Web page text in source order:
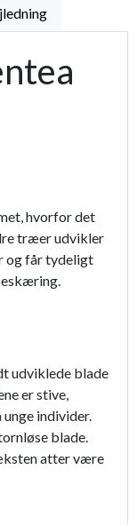
hvorfor det
træer udvikler
og får tydeligt
udviklede blade
er stive,
individer.
blade.
atter være